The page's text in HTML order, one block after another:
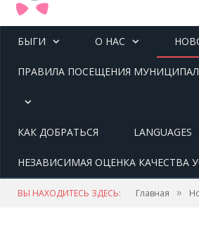
БЫГИ О НАС
ПРАВИЛА ПОСЕЩЕНИЯ
КАК ДОБРАТЬСЯ LANGUAGES
НЕЗАВИСИМАЯ ОЦЕНКА КАЧЕСТВА
ВЫ НАХОДИТЕСЬ ЗДЕСЬ: Главная »